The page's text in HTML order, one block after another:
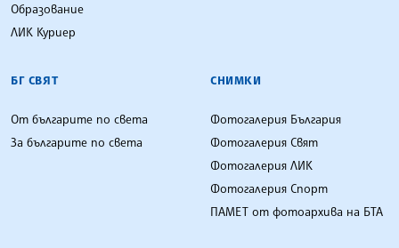
Образование
ЛИК Куриер
БГ СВЯТ
От българите по света
За българите по света
СНИМКИ
Фотогалерия България
Фотогалерия Свят
Фотогалерия ЛИК
Фотогалерия Спорт
ПАМЕТ от фотоархива на БТА